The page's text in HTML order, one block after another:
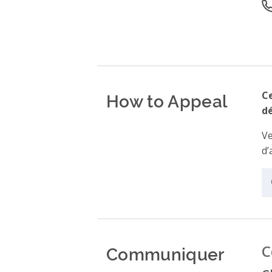
How to Appeal
Communiquer